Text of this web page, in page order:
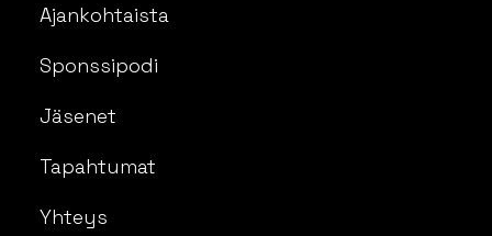
Ajankohtaista
Sponssipodi
Jäsenet
Tapahtumat
Yhteys